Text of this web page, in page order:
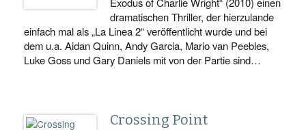
dramatischen Thriller, der hierzulande
einfach mal als „La Linea 2“ veröffentlicht wurde und bei
dem u.a. Aidan Quinn, Andy Garcia, Mario van Peebles,
Luke Goss und Gary Daniels mit von der Partie sind…
Crossing Point